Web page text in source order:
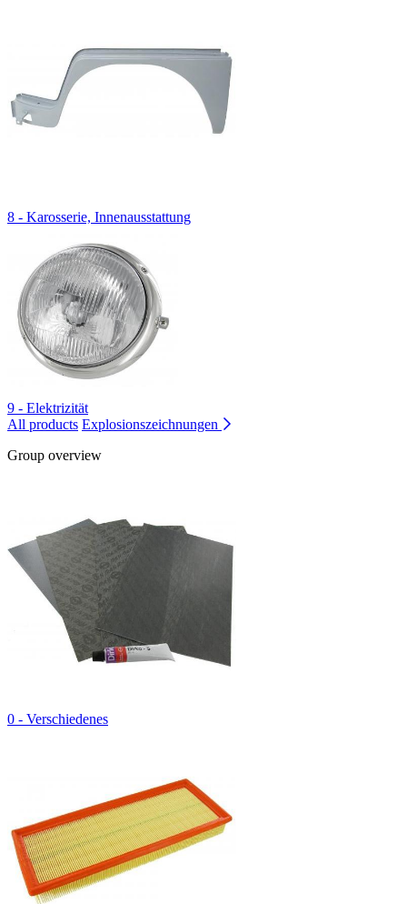
8 - Karosserie, Innenausstattung
9 - Elektrizität
All products Explosionszeichnungen
Group overview
0 - Verschiedenes